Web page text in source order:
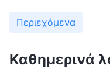
Περιεχόμενα
Καθημερινά